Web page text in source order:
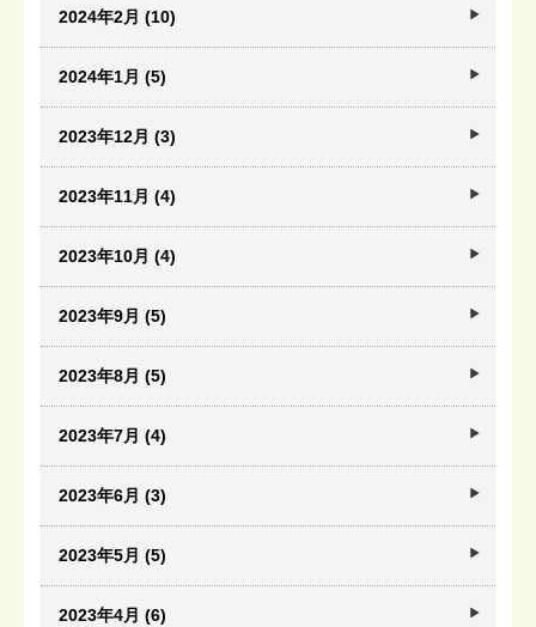
2024年2月 (10)
2024年1月 (5)
2023年12月 (3)
2023年11月 (4)
2023年10月 (4)
2023年9月 (5)
2023年8月 (5)
2023年7月 (4)
2023年6月 (3)
2023年5月 (5)
2023年4月 (6)